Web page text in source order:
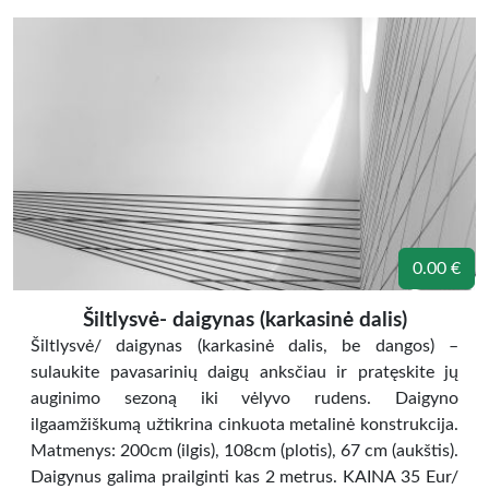
0.00 €
Šiltlysvė- daigynas (karkasinė dalis)
Šiltlysvė/ daigynas (karkasinė dalis, be dangos) –
sulaukite pavasarinių daigų anksčiau ir pratęskite jų
auginimo sezoną iki vėlyvo rudens. Daigyno
ilgaamžiškumą užtikrina cinkuota metalinė konstrukcija.
Matmenys: 200cm (ilgis), 108cm (plotis), 67 cm (aukštis).
Daigynus galima prailginti kas 2 metrus. KAINA 35 Eur/